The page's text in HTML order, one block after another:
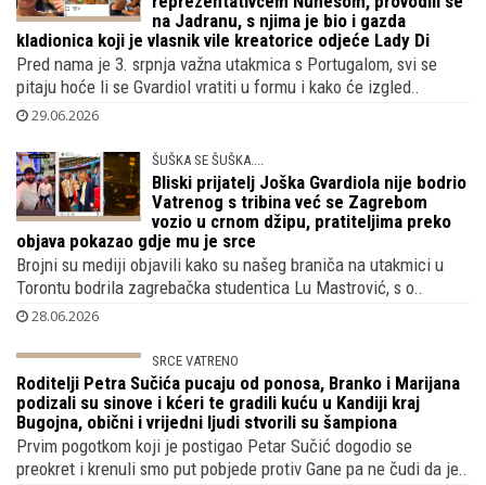
Joško Gvardiol blizak s portugalskim
reprezentativcem Nunesom, provodili se
na Jadranu, s njima je bio i gazda
kladionica koji je vlasnik vile kreatorice odjeće Lady Di
Pred nama je 3. srpnja važna utakmica s Portugalom, svi se
pitaju hoće li se Gvardiol vratiti u formu i kako će izgled..
ŠUŠKA SE ŠUŠKA....
Bliski prijatelj Joška Gvardiola nije bodrio
Vatrenog s tribina već se Zagrebom
vozio u crnom džipu, pratiteljima preko
objava pokazao gdje mu je srce
Brojni su mediji objavili kako su našeg braniča na utakmici u
Torontu bodrila zagrebačka studentica Lu Mastrović, s o..
SRCE VATRENO
Roditelji Petra Sučića pucaju od ponosa, Branko i Marijana
podizali su sinove i kćeri te gradili kuću u Kandiji kraj
Bugojna, obični i vrijedni ljudi stvorili su šampiona
Prvim pogotkom koji je postigao Petar Sučić dogodio se